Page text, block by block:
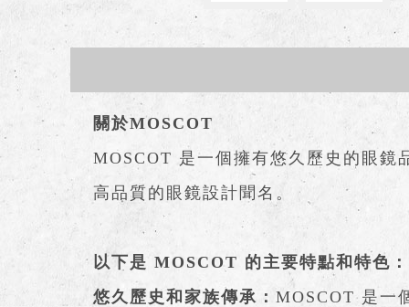
關於MOSCOT
MOSCOT 是一個擁有悠久歷史的眼鏡
高品質的眼鏡設計聞名。
以下是 MOSCOT 的主要特點和特色：
悠久歷史和家族傳承：MOSCOT 是一